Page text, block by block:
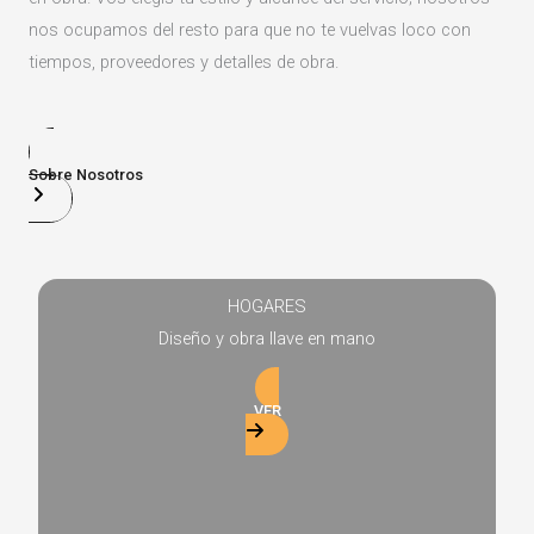
nos ocupamos del resto para que no te vuelvas loco con
tiempos, proveedores y detalles de obra.
Sobre Nosotros
HOGARES
Diseño y obra llave en mano
VER